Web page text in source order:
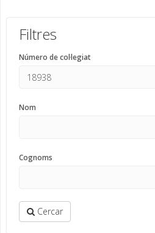
Filtres
Número de col·legiat
Nom
Cognoms
Cercar